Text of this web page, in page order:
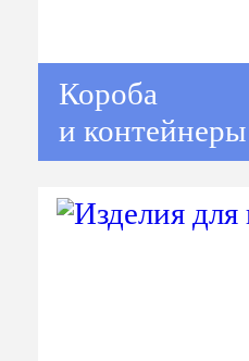
Короба
и контейнеры